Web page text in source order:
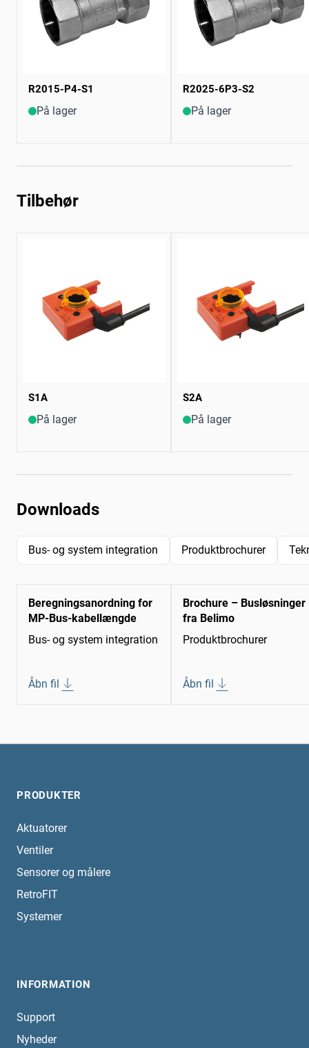
R2015-P4-S1
På lager
R2025-6P3-S2
På lager
Tilbehør
S1A
På lager
S2A
På lager
Downloads
Bus- og system integration Produktbrochurer
Beregningsanordning for
MP-Bus-kabellængde
Bus- og system integration
Åbn fil
Brochure – Busløsninger
fra Belimo
Produktbrochurer
Åbn fil
PRODUKTER
Aktuatorer
Ventiler
Sensorer og målere
RetroFIT
Systemer
INFORMATION
Support
Nyheder